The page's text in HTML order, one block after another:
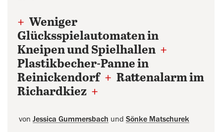
+ Weniger
Glücksspielautomaten in
Kneipen und Spielhallen +
Plastikbecher-Panne in
Reinickendorf + Rattenalarm im
Richardkiez +
von Jessica Gummersbach und Sönke Matschurek